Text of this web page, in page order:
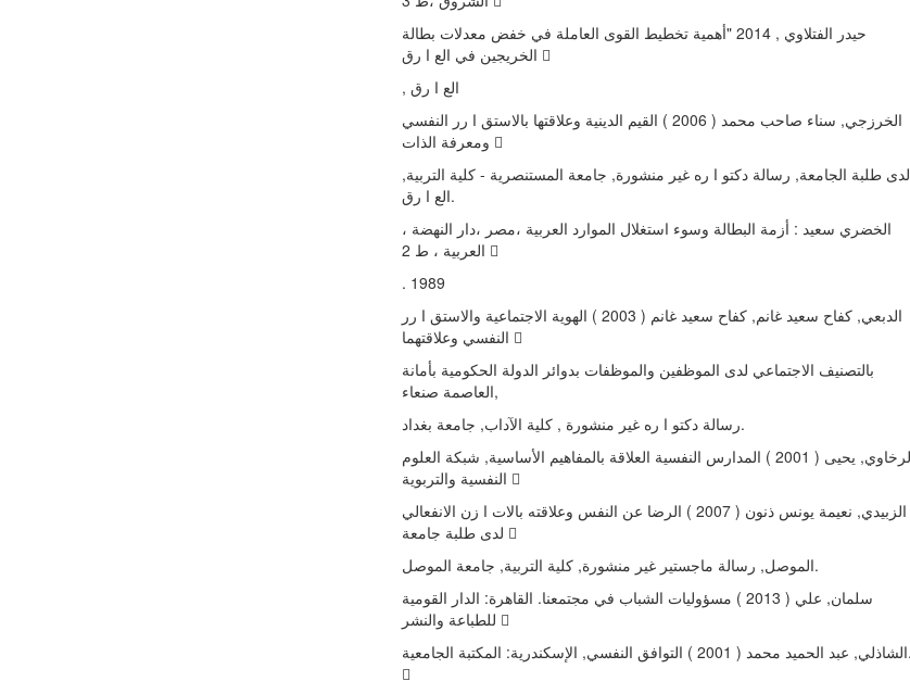
حیدر الفتلاوي , 2014 "أهمیة تخطیط القوى العاملة في خفض معدلات بطالة
الخریجین في الع ا رق 
, الع ا رق
الخرزجي, سناء صاحب محمد ( 2006 ) القیم الدینیة وعلاقتها بالاستق ا رر النفسي
ومعرفة الذات 
لدى طلبة الجامعة, رسالة دكتو ا ره غیر منشورة, جامعة المستنصریة - كلیة التربیة,
الع ا رق.
، الخضري سعید : أزمة البطالة وسوء استغلال الموارد العربیة ،مصر ،دار النهضة
العربیة ، ط 2 
. 1989
الدبعي, كفاح سعید غانم, كفاح سعید غانم ( 2003 ) الهویة الاجتماعیة والاستق ا رر
النفسي وعلاقتهما 
بالتصنیف الاجتماعي لدى الموظفین والموظفات بدوائر الدولة الحكومیة بأمانة
العاصمة صنعاء,
رسالة دكتو ا ره غیر منشورة , كلیة الآداب, جامعة بغداد.
الرخاوي, یحیى ( 2001 ) المدارس النفسیة العلاقة بالمفاهیم الأساسیة, شبكة العلوم
النفسیة والتربویة 
الزبیدي, نعیمة یونس ذنون ( 2007 ) الرضا عن النفس وعلاقته بالات ا زن الانفعالي
لدى طلبة جامعة 
الموصل, رسالة ماجستیر غیر منشورة, كلیة التربیة, جامعة الموصل.
سلمان, علي ( 2013 ) مسؤولیات الشباب في مجتمعنا. القاهرة: الدار القومیة
للطباعة والنشر 
الشاذلي, عبد الحمید محمد ( 2001 ) التوافق النفسي, الإسكندریة: المكتبة الجامعیة.
